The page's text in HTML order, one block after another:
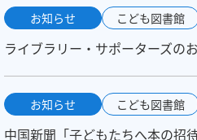
お知らせ こども図書館
ライブラリー・サポーターズ
お知らせ こども図書館
中国新聞「子どもたちへ本の